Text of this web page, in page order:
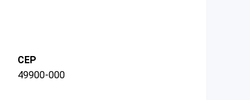
CEP
49900-000